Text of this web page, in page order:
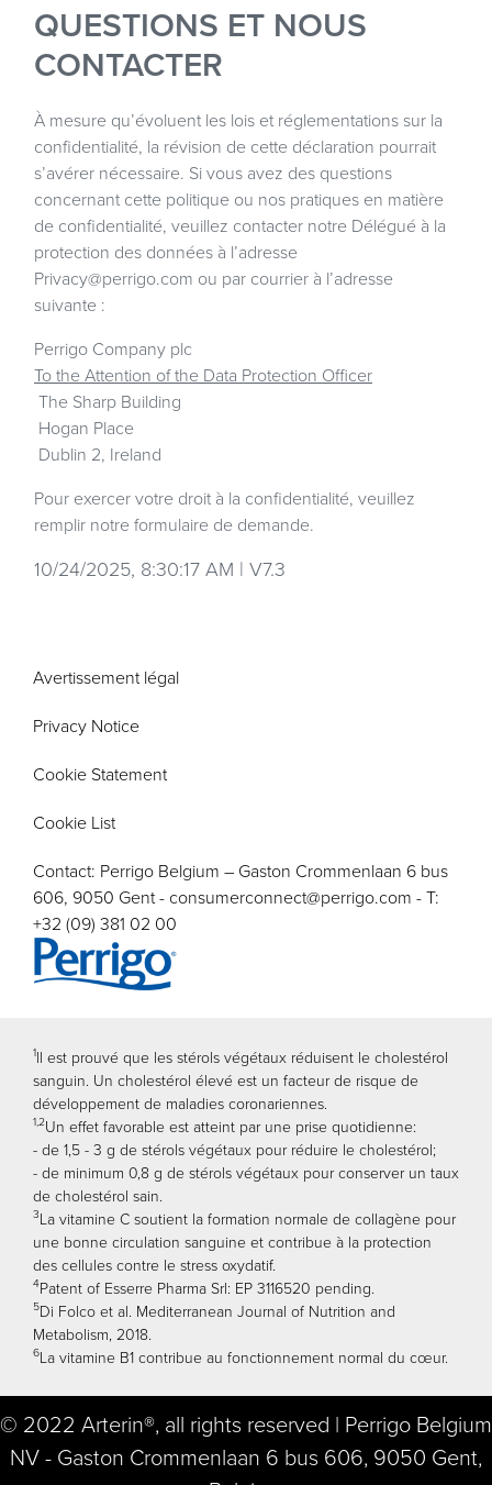
QUESTIONS ET NOUS
CONTACTER
À mesure qu’évoluent les lois et réglementations sur la
confidentialité, la révision de cette déclaration pourrait
s’avérer nécessaire. Si vous avez des questions
concernant cette politique ou nos pratiques en matière
de confidentialité, veuillez contacter notre Délégué à la
protection des données à l’adresse
Privacy@perrigo.com ou par courrier à l’adresse
suivante :
Perrigo Company plc
To the Attention of the Data Protection Officer
The Sharp Building
Hogan Place
Dublin 2, Ireland
Pour exercer votre droit à la confidentialité, veuillez
remplir notreformulaire de demande.
10/24/2025, 8:30:17 AM | V7.3
Avertissement légal
Privacy Notice
Cookie Statement
Cookie List
Contact: Perrigo Belgium – Gaston Crommenlaan 6 bus
606, 9050 Gent - consumerconnect@perrigo.com - T:
+32 (09) 381 02 00
Image
1ll est prouvé que les stérols végétaux réduisent le cholestérol
sanguin. Un cholestérol élevé est un facteur de risque de
développement de maladies coronariennes.
1,2Un effet favorable est atteint par une prise quotidienne:
- de 1,5 - 3 g de stérols végétaux pour réduire le cholestérol;
- de minimum 0,8 g de stérols végétaux pour conserver un taux
de cholestérol sain.
3La vitamine C soutient la formation normale de collagène pour
une bonne circulation sanguine et contribue à la protection
des cellules contre le stress oxydatif.
4Patent of Esserre Pharma Srl: EP 3116520 pending.
5Di Folco et al. Mediterranean Journal of Nutrition and
Metabolism, 2018.
6La vitamine B1 contribue au fonctionnement normal du cœur.
© 2022 Arterin®, all rights reserved | Perrigo Belgium
NV - Gaston Crommenlaan 6 bus 606, 9050 Gent,